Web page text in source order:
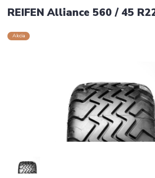
REIFEN Alliance 560 / 45
Akcia